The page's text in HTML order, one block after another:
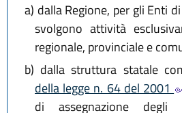
a) dalla Regione, per gli Enti
svolgono attività
regionale, provinciale e
b) dalla struttura statale
della legge n. 64 del 2001
di assegnazione